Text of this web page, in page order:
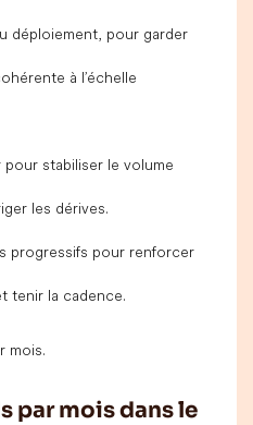
déploiement, pour garder
à l’échelle
pour stabiliser le volume
les dérives.
progressifs pour renforcer
tenir la cadence.
mois.
par mois dans le